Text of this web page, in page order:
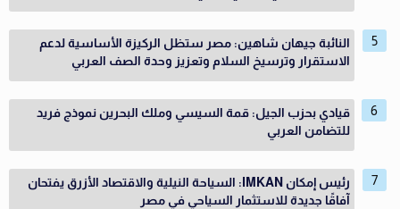
النائبة جيهان شاهين: مصر ستظل الركيزة الأساسية لدعم
الاستقرار وترسيخ السلام وتعزيز وحدة الصف العربي
قيادي بحزب الجيل: قمة السيسي وملك البحرين نموذج فريد
للتضامن العربي
رئيس إمكان IMKAN: السياحة النيلية والاقتصاد الأزرق يفتحان
آفاقًا جديدة للاستثمار السياحي في مصر